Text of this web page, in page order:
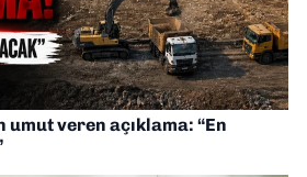
umut veren açıklama: “En